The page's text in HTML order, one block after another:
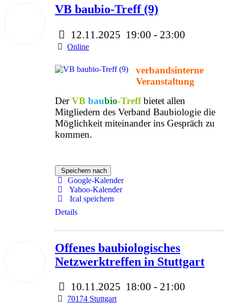
VB baubio-Treff (9)
12.11.2025 19:00 - 23:00
Online
verbandsinterne
Veranstaltung
DerVB baubio-Treffbietet allen
Mitgliedern des Verband Baubiologie die
Möglichkeit miteinander ins Gespräch zu
kommen.
Speichern nach
Google-Kalender
Yahoo-Kalender
Ical speichern
Details
Offenes baubiologisches
Netzwerktreffen in Stuttgart
10.11.2025 18:00 - 21:00
70174 Stuttgart